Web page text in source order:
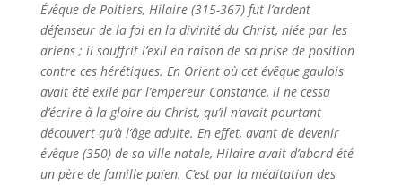
Évêque de Poitiers, Hilaire (315-367) fut l’ardent
défenseur de la foi en la divinité du Christ, niée par les
ariens ; il souffrit l’exil en raison de sa prise de position
contre ces hérétiques. En Orient où cet évêque gaulois
avait été exilé par l’empereur Constance, il ne cessa
d’écrire à la gloire du Christ, qu’il n’avait pourtant
découvert qu’à l’âge adulte. En effet, avant de devenir
évêque (350) de sa ville natale, Hilaire avait d’abord été
un père de famille païen. C’est par la méditation des